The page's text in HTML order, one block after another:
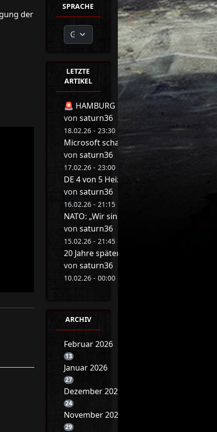
der
SPRACHE
LETZTE
ARTIKEL
🚨 HAMBURG BEBT! 🚨 MIT DIESER
von saturn36
18.02.26 - 23:30 Uhr
Microsoft schaltet jetzt Millionen
von saturn36
17.02.26 - 23:00 Uhr
DE 4 von 5 Heizungen werden
von saturn36
16.02.26 - 21:15 Uhr
NATO: „Wir sind am Arsch“ ❌ Game
von saturn36
15.02.26 - 21:45 Uhr
20 Jahre später: Eva Herman bricht ihr
von saturn36
10.02.26 - 00:00 Uhr
ARCHIV
Februar 2026
13
Januar 2026
27
Dezember 2025
24
November 2025
29